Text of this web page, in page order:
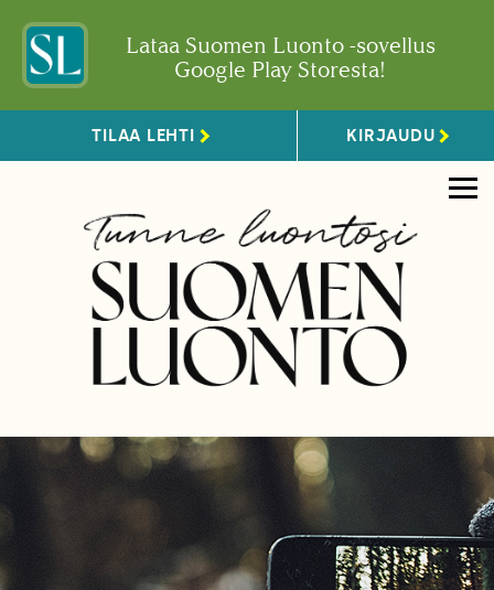
Lataa Suomen Luonto -sovellus
Google Play Storesta!
TILAA LEHTI KIRJAUDU